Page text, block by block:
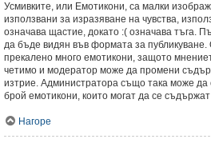
Усмивките, или Емотикони, са малки
използвани за изразяване на чувства,
означава щастие, докато :( означава тъга.
да бъде видян във формата за публикуване.
прекалено много емотикони, защото
четимо и модератор може да промени
изтрие. Администратора също така може
брой емотикони, които могат да се
Нагоре